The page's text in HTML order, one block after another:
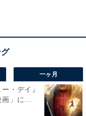
一ヶ月
・デイ』
」に...